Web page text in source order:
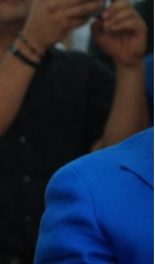
#
spor41
#kocaelispor